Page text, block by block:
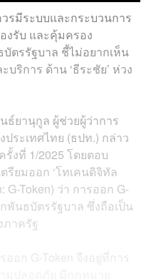
รมีระบบและกระบวนการ
รับ และคุ้มครอง
ตรรัฐบาล ชี้ไม่อยากเห็น
ริการ ด้าน ‘ธีระชัย’ ห่วง
ยานุกูล ผู้ช่วยผู้ว่าการ
ระเทศไทย (ธปท.) กล่าว
รั้งที่ 1/2025 โดยตอบ
รียมออก ‘โทเคนดิจิทัล
G-Token) ว่า การออก G-
นธบัตรรัฐบาล ซึ่งถือเป็น
าครัฐ
อก G-Token จึงอยู่ที่การ